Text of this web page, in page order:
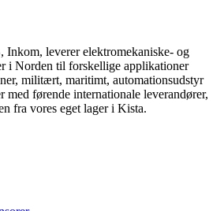
Inkom, leverer elektromekaniske- og
i Norden til forskellige applikationer
militært, maritimt, automationsudstyr
med førende internationale leverandører,
fra vores eget lager i Kista.